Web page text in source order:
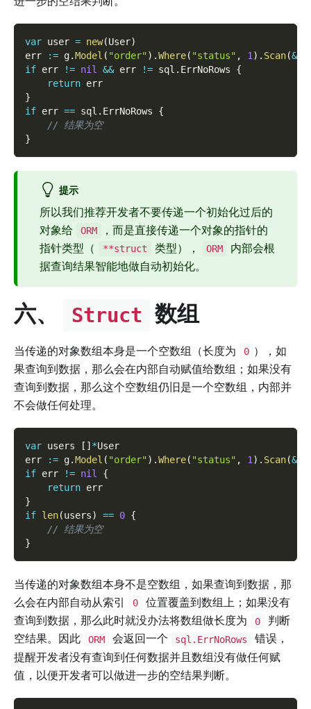
var user = new(User)
err
:= g.Model ( "order") .Where( "status" , 1 ) . Scan(&
if err != nil && err != sql . ErrNoRows {
return err
}
if err == sql . ErrNoRows {
// 结果为空
}
提示
所以我们推荐开发者不要传递一个初始化过后的
对象给
ORM
，而是直接传递一个对象的指针的
指针类型（
**struct 类型）， ORM
内部会根
据查询结果智能地做自动初始化。
六、 Struct 数组
当传递的对象数组本身是一个空数组（长度为 0 ），如
果查询到数据，那么会在内部自动赋值给数组；如果没有
查询到数据，那么这个空数组仍旧是一个空数组，内部并
不会做任何处理。
var users [ ] *User
err
:= g.Model ( "order") .Where( "status" , 1 ) . Scan(&
if err != nil
{
return err
}
if len(users) == 0 {
// 结果为空
}
当传递的对象数组本身不是空数组，如果查询到数据，那
么会在内部自动从索引
0
位置覆盖到数组上；如果没有
查询到数据，那么此时就没办法将数组做长度为
0
判断
空结果。因此
ORM 会返回一个 sql.ErrNoRows
错误，
提醒开发者没有查询到任何数据并且数组没有做任何赋
值，以便开发者可以做进一步的空结果判断。